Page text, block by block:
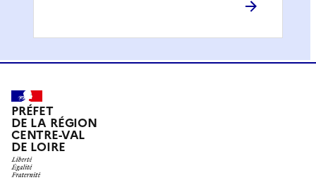
PRÉFET
DE LA RÉGION
CENTRE-VAL
DE LOIRE